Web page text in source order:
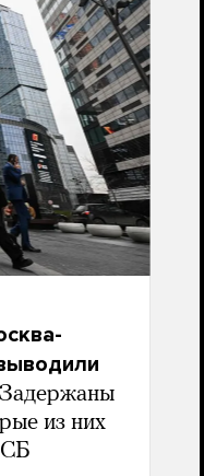
Задержаны
из них